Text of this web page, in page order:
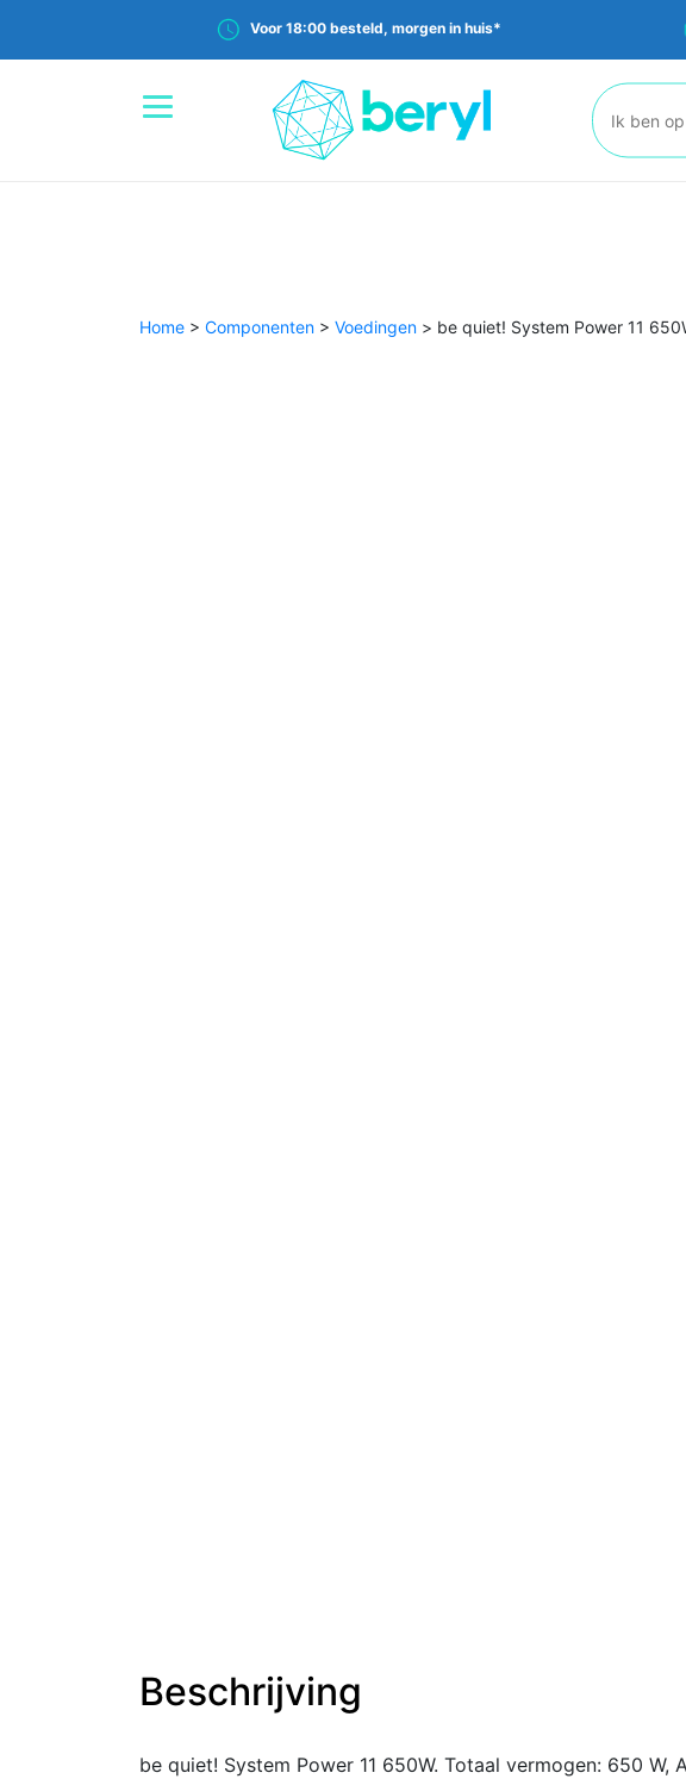
Voor 18:00 besteld, morgen in huis*
Zoeken:
Home > Componenten > Voedingen > be quiet! System Power 11
Beschrijving
be quiet! System Power 11 650W. Totaal vermogen: 650 W,